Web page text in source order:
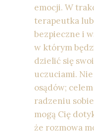
emocji. W
terapeutka
bezpieczne i
w którym
dzielić się
uczuciami.
osądów;
radzeniu
mogą Cię
że rozmowa